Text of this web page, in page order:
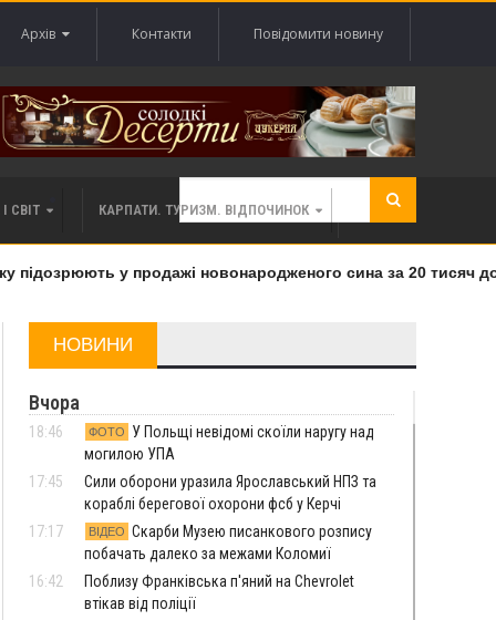
Архів Контакти Повідомити новину
СВІТ КАРПАТИ. ТУРИЗМ. ВІДПОЧИНОК
у продажі новонародженого сина за 20 тисяч
НОВИНИ
Вчора
18:46 ФОТО
У Польщі невідомі скоїли наругу над
могилою УПА
17:45
Сили оборони уразила Ярославський НПЗ та
кораблі берегової охорони фсб у Керчі
17:17
ВІДЕО Скарби Музею писанкового розпису
побачать далеко за межами Коломиї
16:42
Поблизу Франківська п'яний на Chevrolet
втікав від поліції